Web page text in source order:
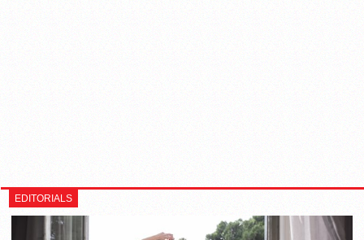
EDITORIALS